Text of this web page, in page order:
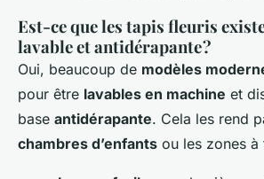
Est-ce que les tapis fleuris
lavable et antidérapante ?
Oui, beaucoup de modèles
pour être lavables en machine et
base antidérapante. Cela les rend
chambres d’enfants ou les zones